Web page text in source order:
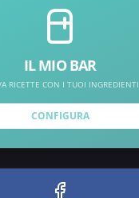
IL MIO BAR
RICETTE CON I TUOI INGREDIENTI
CONFIGURA